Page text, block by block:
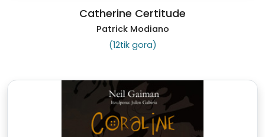
Catherine Certitude
Patrick Modiano
(12tik gora)